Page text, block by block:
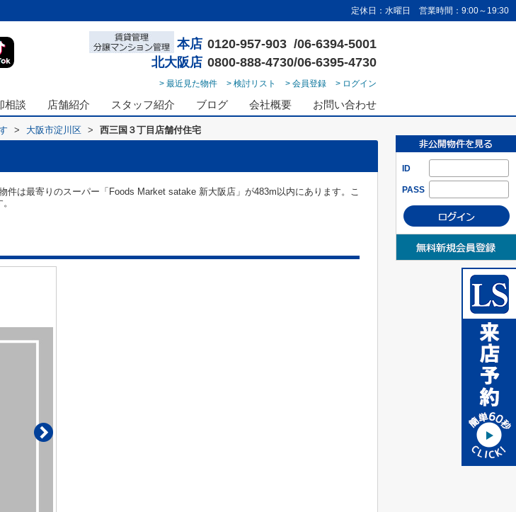
定休日：水曜日 営業時間：9:00～19:30
本店 0120-957-903 /06-6394-5001
北大阪店 0800-888-4730/06-6395-4730
> 最近見た物件 > 検討リスト > 会員登録 > ログイン
相談 店舗紹介 スタッフ紹介 ブログ 会社概要 お問い合わせ
ID
PASS
> 大阪市淀川区 > 西三国３丁目店舗付住宅
は最寄りのスーパー「Foods Market satake 新大阪店」が483m以内にあります。こ